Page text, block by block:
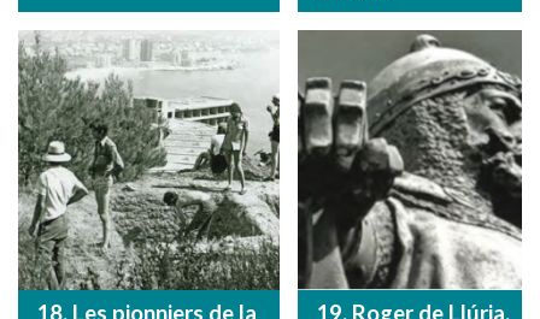
18. Les pionniers de la 19. Roger de Llúria.